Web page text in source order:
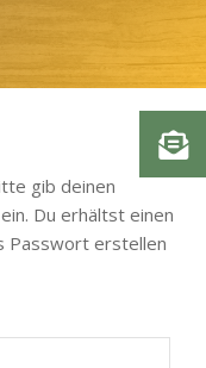
gib deinen
Du erhältst einen
Passwort erstellen